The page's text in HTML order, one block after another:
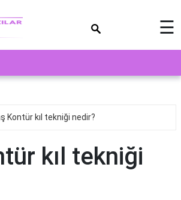
☰
Kontür kıl tekniği nedir?
kıl tekniği